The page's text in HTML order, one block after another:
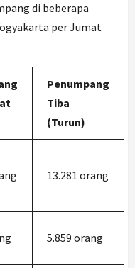
di beberapa
per Jumat
Penumpang
Tiba
(Turun)
13.281 orang
5.859 orang